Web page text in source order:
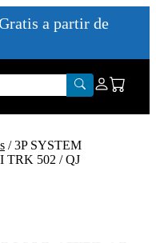
a partir de
/ 3P SYSTEM
502 / QJ